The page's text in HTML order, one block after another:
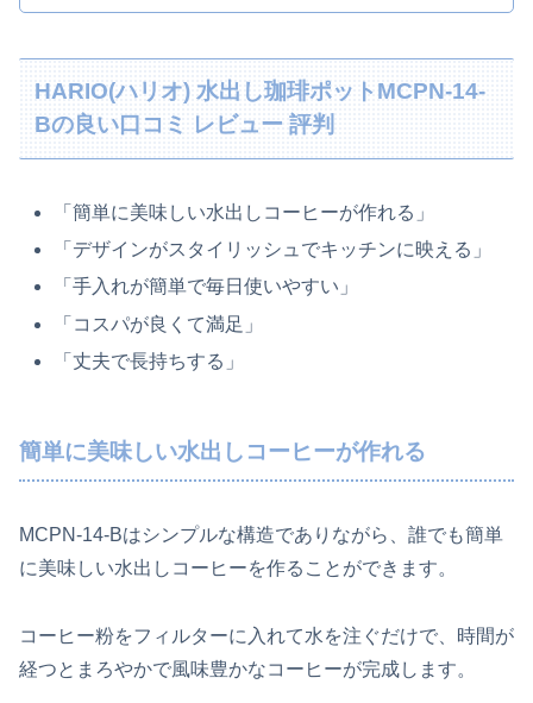
HARIO(ハリオ) 水出し珈琲ポットMCPN-14-
Bの良い口コミ レビュー 評判
「簡単に美味しい水出しコーヒーが作れる」
「デザインがスタイリッシュでキッチンに映える」
「手入れが簡単で毎日使いやすい」
「コスパが良くて満足」
「丈夫で長持ちする」
簡単に美味しい水出しコーヒーが作れる
MCPN-14-Bはシンプルな構造でありながら、誰でも簡単
に美味しい水出しコーヒーを作ることができます。
コーヒー粉をフィルターに入れて水を注ぐだけで、時間が
経つとまろやかで風味豊かなコーヒーが完成します。